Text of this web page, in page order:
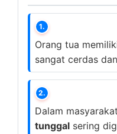
1.
Orang tua
sangat cerdas
2.
Dalam
tunggal sering